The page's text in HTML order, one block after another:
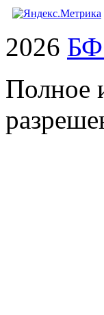
2026 БФ
Полное